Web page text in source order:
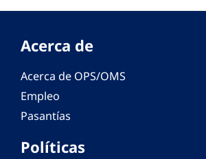
Acerca de
Acerca de OPS/OMS
Empleo
Pasantías
Políticas